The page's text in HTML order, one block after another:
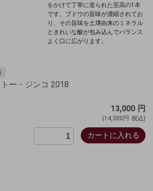
をかけて丁寧に造られた至高の1本
です。ブドウの旨味が濃縮されてお
り、その旨味を土壌由来のミネラル
ときれいな酸が包み込んでバランス
よく口に広がります。
トー・ジンコ 2018
13,000 円
(14,300円 税込)
カートに入れる